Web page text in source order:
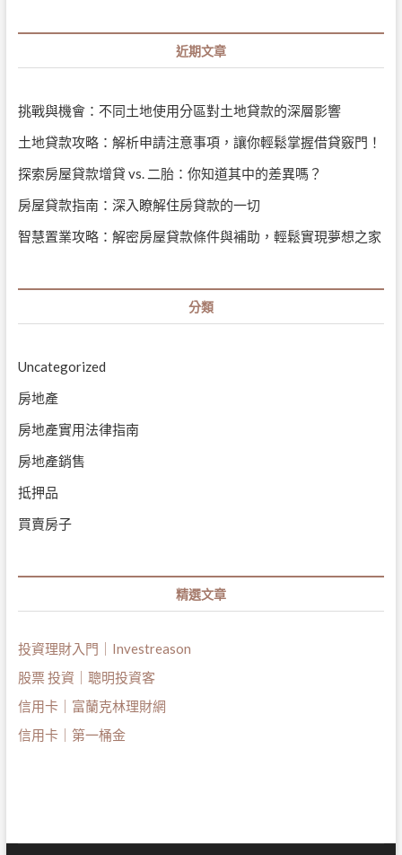
近期文章
挑戰與機會：不同土地使用分區對土地貸款的深層影響
土地貸款攻略：解析申請注意事項，讓你輕鬆掌握借貸竅門！
探索房屋貸款增貸 vs. 二胎：你知道其中的差異嗎？
房屋貸款指南：深入瞭解住房貸款的一切
智慧置業攻略：解密房屋貸款條件與補助，輕鬆實現夢想之家
分類
Uncategorized
房地產
房地產實用法律指南
房地產銷售
抵押品
買賣房子
精選文章
投資理財入門｜Investreason
股票 投資｜聰明投資客
信用卡｜富蘭克林理財網
信用卡｜第一桶金